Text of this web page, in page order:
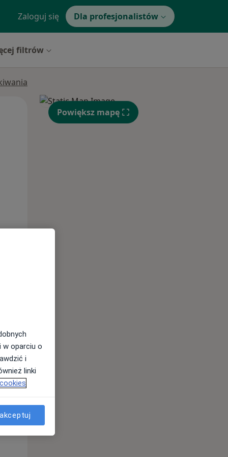
Zaloguj się Dla profesjonalistów
filtrów
Wt, Śr,
Pon,
Powiększ mapę
w oparciu o
i
linki